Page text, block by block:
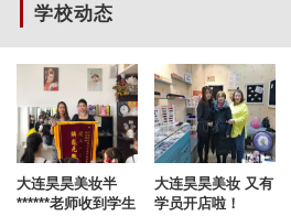
学校动态
大连昊昊美妆半
******老师收到学生
大连昊昊美妆 又有
学员开店啦！